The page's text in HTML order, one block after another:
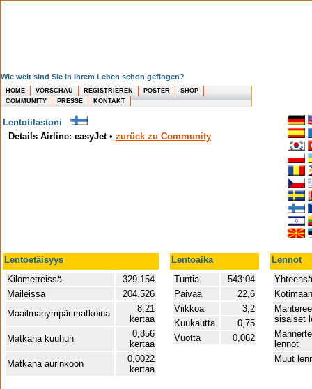
Wie weit sind Sie in Ihrem Leben schon geflogen?
HOME VORSCHAU REGISTRIEREN POSTER
SHOP
COMMUNITY
PRESSE KONTAKT
Lentotilastoni
Details Airline: easyJet• zurück zu Community
Lentoetäisyys Lentoaika
Lennot
Kilometreissä
329.154
Maileissa
204.526
Maailmanympärimatkoina
8,21
kertaa
Matkana kuuhun
0,856
kertaa
Matkana aurinkoon
0,0022
kertaa
Tuntia
543:04
Päivää
22,6
Viikkoa
3,2
Kuukautta
0,75
Vuotta
0,062
Yhteensä
sisäiset
lennot
Muut